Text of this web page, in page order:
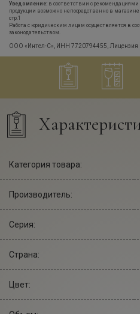
Уведомление: в соответствии с рекомендациями
продукции возможно непосредственно в магазине
стр.1
Работа с юридическим лицам осуществляется в
законодательством.
ООО «Интел-С», ИНН 7720794455, Лицензия
Категория товара:
Производитель:
Серия:
Страна:
Цвет: